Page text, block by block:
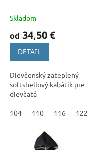
Skladom
od 34,50 €
DETAIL
Dievčenský zateplený
softshellový kabátik pre
dievčatá
104 110 116 122